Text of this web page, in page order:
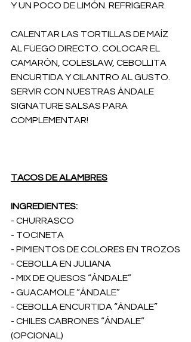
Y UN POCO DE LIMÓN. REFRIGERAR.
CALENTAR LAS TORTILLAS DE MAÍZ
AL FUEGO DIRECTO. COLOCAR EL
CAMARÓN, COLESLAW, CEBOLLITA
ENCURTIDA Y CILANTRO AL GUSTO.
SERVIR CON NUESTRAS ÁNDALE
SIGNATURE SALSAS PARA
COMPLEMENTAR!
TACOS DE ALAMBRES
INGREDIENTES:
- CHURRASCO
- TOCINETA
- PIMIENTOS DE COLORES EN TROZOS
- CEBOLLA EN JULIANA
- MIX DE QUESOS “ÁNDALE”
- GUACAMOLE “ÁNDALE”
- CEBOLLA ENCURTIDA “ÁNDALE”
- CHILES CABRONES “ÁNDALE”
(OPCIONAL)